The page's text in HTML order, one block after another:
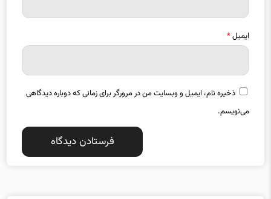
ایمیل*
ذخیره نام، ایمیل و وبسایت من در مرورگر برای زمانی که دوباره دیدگاهی
می‌نویسم.